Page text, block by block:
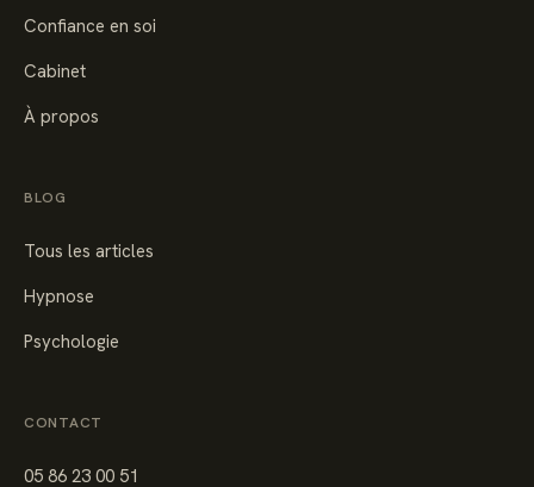
Confiance en soi
Cabinet
À propos
BLOG
Tous les articles
Hypnose
Psychologie
CONTACT
05 86 23 00 51